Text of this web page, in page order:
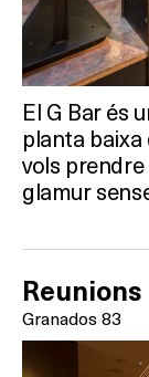
On?
El G Bar és
planta baixa
vols
glamur
Granados 83